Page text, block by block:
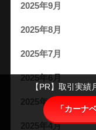
2025年9月
2025年8月
2025年7月
2025年6月
2025年5月
2025年4月
【PR】取引実
「カーナ